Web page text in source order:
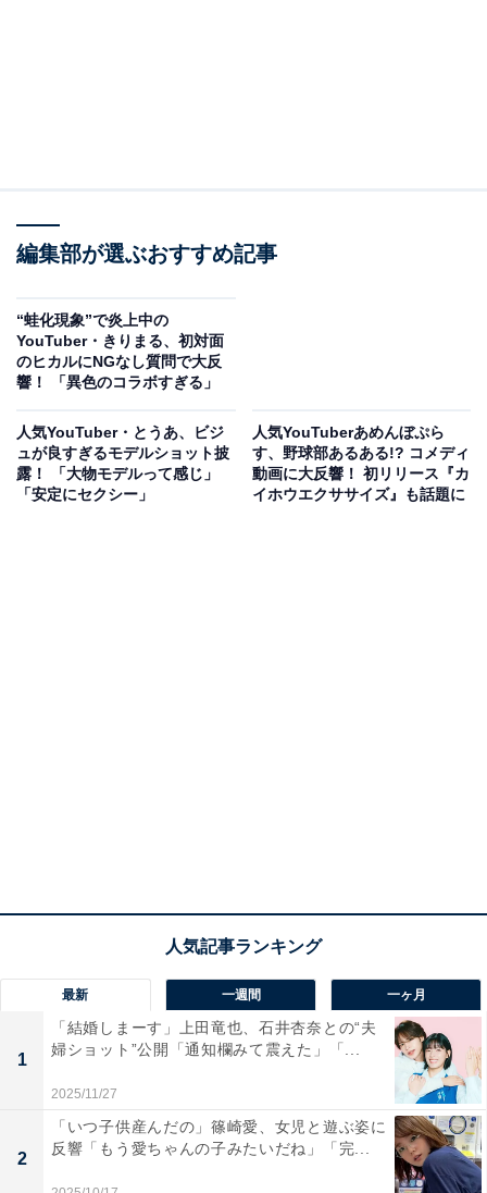
編集部が選ぶおすすめ記事
“蛙化現象”で炎上中の
YouTuber・きりまる、初対面
のヒカルにNGなし質問で大反
響！ 「異色のコラボすぎる」
人気YouTuber・とうあ、ビジ
ュが良すぎるモデルショット披
露！ 「大物モデルって感じ」
「安定にセクシー」
人気YouTuberあめんぼぷら
す、野球部あるある!? コメディ
動画に大反響！ 初リリース『カ
イホウエクササイズ』も話題に
最新 一週間 一ヶ月
1
「結婚しまーす」上田竜也、石井杏奈との“夫
婦ショット”公開「通知欄みて震えた」「...
2025/11/27
2
「いつ子供産んだの」篠崎愛、女児と遊ぶ姿に
反響「もう愛ちゃんの子みたいだね」「完...